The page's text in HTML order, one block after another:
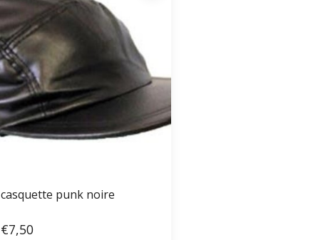
casquette punk noire
€7,50